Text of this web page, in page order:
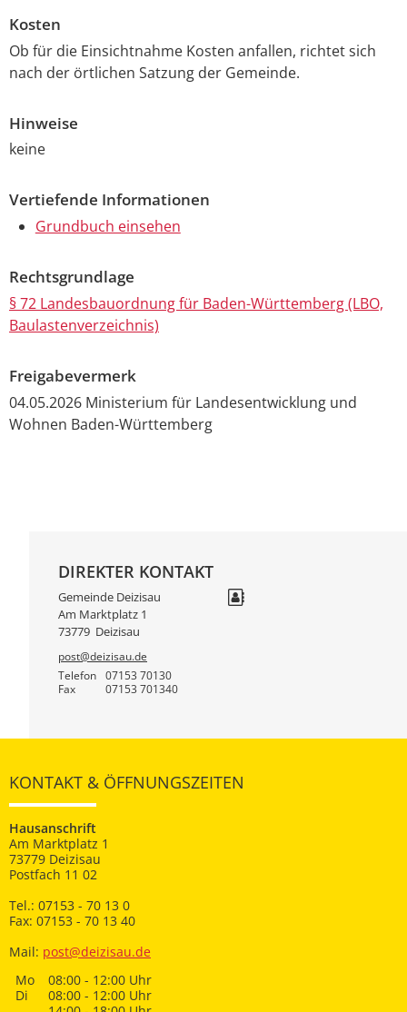
Kosten
Ob für die Einsichtnahme Kosten anfallen, richtet sich
nach der örtlichen Satzung der Gemeinde.
Hinweise
keine
Vertiefende Informationen
Grundbuch einsehen
Rechtsgrundlage
§ 72 Landesbauordnung für Baden-Württemberg (LBO,
Baulastenverzeichnis)
Freigabevermerk
04.05.2026 Ministerium für Landesentwicklung und
Wohnen Baden-Württemberg
DIREKTER KONTAKT
Gemeinde Deizisau
Am Marktplatz 1
73779 Deizisau
post@deizisau.de
Telefon
07153 70130
Fax 07153 701340
KONTAKT & ÖFFNUNGSZEITEN
Hausanschrift
Am Marktplatz 1
73779 Deizisau
Postfach 11 02
Tel.: 07153 - 70 13 0
Fax: 07153 - 70 13 40
Mail: post@deizisau.de
Mo
08:00 - 12:00 Uhr
Di
08:00 - 12:00 Uhr